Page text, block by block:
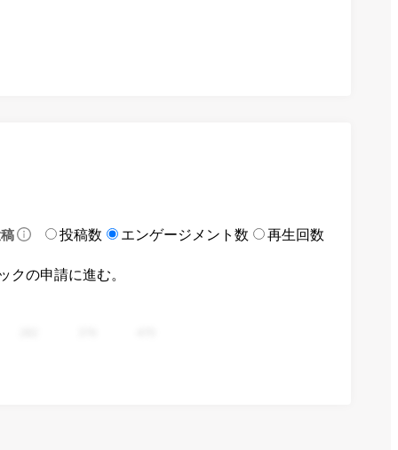
投稿数 エンゲージメント数 再生回数
の申請に進む。